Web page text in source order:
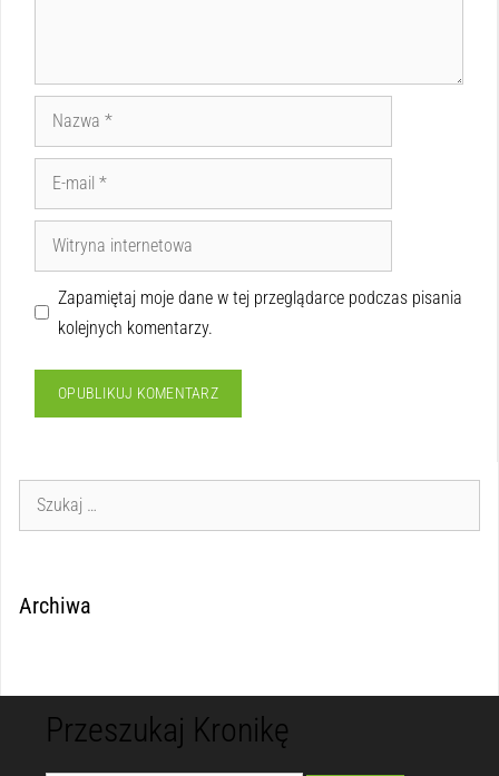
Zapamiętaj moje dane w tej przeglądarce podczas pisania
kolejnych komentarzy.
Archiwa
Przeszukaj Kronikę